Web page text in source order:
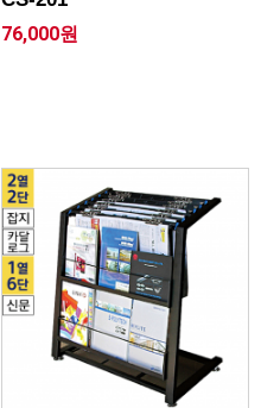
76,000원